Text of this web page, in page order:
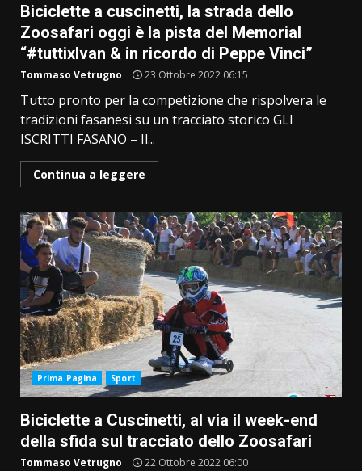
Biciclette a cuscinetti, la strada dello
Zoosafari oggi è la pista del Memorial
“#tuttixIvan & in ricordo di Peppe Vinci”
Tommaso Vetrugno 23 Ottobre 2022 06:15
Tutto pronto per la competizione che rispolvera le
tradizioni fasanesi su un tracciato storico GLI
ISCRITTI FASANO ­– Il...
Continua a leggere
Prima Pagina Sport
Biciclette a Cuscinetti, al via il week-end
della sfida sul tracciato dello Zoosafari
Tommaso Vetrugno 22 Ottobre 2022 06:00